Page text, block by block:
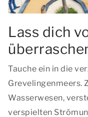
Lass dich
Tauche ein in die
Grevelingenmeers.
Wasserwesen,
verspielten